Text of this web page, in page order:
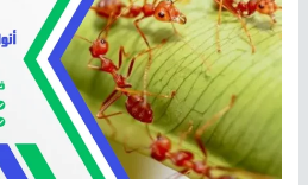
مع
الصور
و
طريقة
التخلص
من